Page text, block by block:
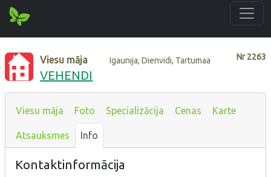
Nr2263
Viesu māja Igaunija, Dienvidi, Tartumaa
VEHENDI
Viesu māja Foto Specializācija Cenas Karte
Atsauksmes Info
Kontaktinformācija